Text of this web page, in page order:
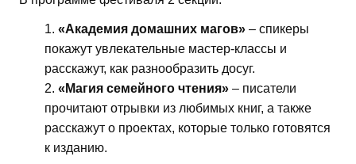
«Академия домашних магов» – спикеры
покажут увлекательные мастер-классы и
расскажут, как разнообразить досуг.
«Магия семейного чтения» – писатели
прочитают отрывки из любимых книг, а также
расскажут о проектах, которые только готовятся
к изданию.